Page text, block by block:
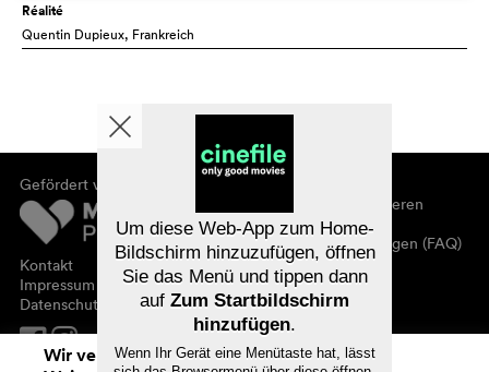
Réalité
Quentin Dupieux, Frankreich
Gefördert von
Kontakt
Impressum
Datenschutz
Registrieren/abonnieren
Newsletter
Häufig gestellte Fragen (FAQ)
Gutscheine
Wir verwenden Cookies. Mit dem
Um diese Web-App zum Home-
Bildschirm hinzuzufügen, öffnen
Sie das Menü und tippen dann
auf Zum Startbildschirm
hinzufügen.
Wenn Ihr Gerät eine Menütaste hat, lässt